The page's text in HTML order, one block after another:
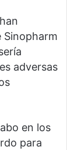
Sinopharm
adversas
en los
para